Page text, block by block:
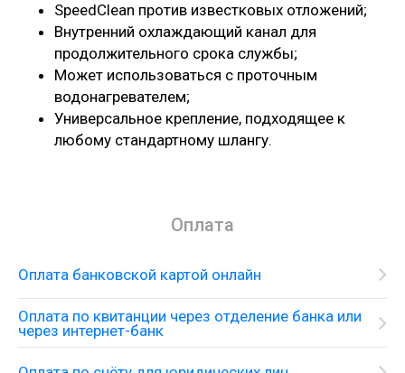
SpeedClean против известковых отложений;
Внутренний охлаждающий канал для
продолжительного срока службы;
Может использоваться с проточным
водонагревателем;
Универсальное крепление, подходящее к
любому стандартному шлангу.
Оплата
Оплата банковской картой онлайн
Оплата по квитанции через отделение банка или
через интернет-банк